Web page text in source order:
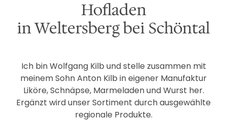
Hofladen
in Weltersberg bei Schöntal
Ich bin Wolfgang Kilb und stelle zusammen mit
meinem Sohn Anton Kilb in eigener Manufaktur
Liköre, Schnäpse, Marmeladen und Wurst her.
Ergänzt wird unser Sortiment durch ausgewählte
regionale Produkte.